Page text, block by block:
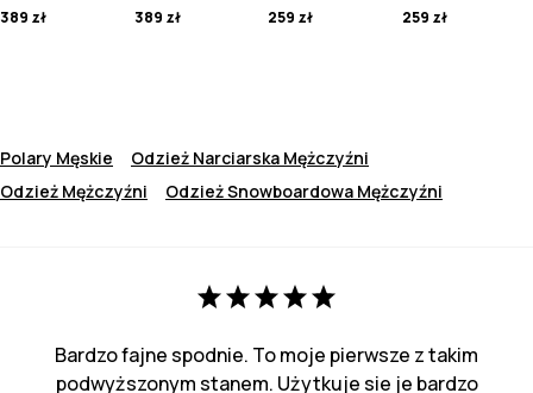
389 zł
389 zł
259 zł
259 zł
Polary Męskie
Odzież Narciarska Mężczyźni
Odzież Mężczyźni
Odzież Snowboardowa Mężczyźni
Bardzo fajne spodnie. To moje pierwsze z takim
podwyższonym stanem. Użytkuje sie je bardzo